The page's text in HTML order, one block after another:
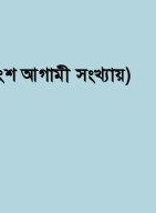
আগামী সংখ্যায়)